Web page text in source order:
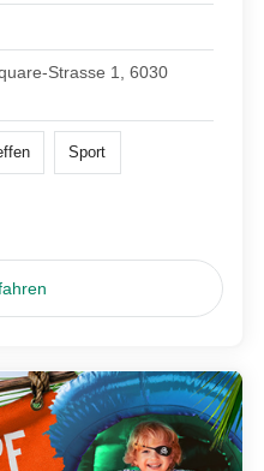
Strasse 1, 6030
Sport